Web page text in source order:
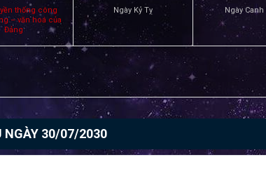
thống công
– văn hoá của
Đảng
Ngày Kỷ Tỵ Ngày Canh
NGÀY 30/07/2030